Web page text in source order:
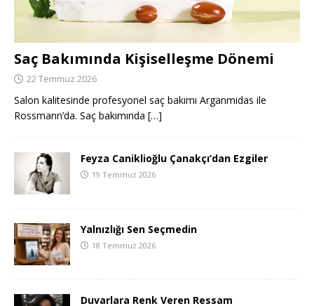
Saç Bakımında Kişiselleşme Dönemi
22 Temmuz 2026
Salon kalitesinde profesyonel saç bakımı Arganmidas ile
Rossmann’da. Saç bakımında […]
Feyza Caniklioğlu Çanakçı’dan Ezgiler
19 Temmuz 2026
Yalnızlığı Sen Seçmedin
18 Temmuz 2026
Duvarlara Renk Veren Ressam